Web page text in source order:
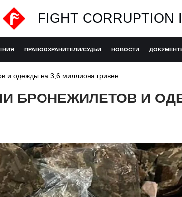
FIGHT CORRUPTION
ПРАВООХРАНИТЕЛИ/СУДЬИ НОВОСТИ
и одежды на 3,6 миллиона гривен
БРОНЕЖИЛЕТОВ И